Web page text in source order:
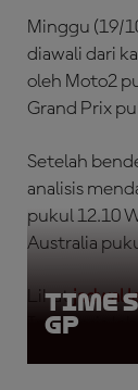
Minggu (19/
diawali dari
oleh Moto2
Grand Prix
Setelah
analisis
pukul 12.10
Australia
Lihatjadwal
Indonesia
Time
GP